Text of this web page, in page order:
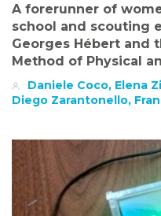
A forerunner of
school and scouting
Georges Hébert and
Method of Physical
Daniele Coco, Elena
Diego Zarantonello,